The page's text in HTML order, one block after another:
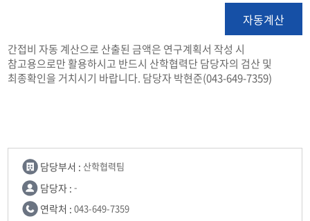
자동계산
간접비 자동 계산으로 산출된 금액은 연구계획서 작성 시
참고용으로만 활용하시고 반드시 산학협력단 담당자의 검산 및
최종확인을 거치시기 바랍니다. 담당자 박현준(043-649-7359)
담당부서 : 산학협력팀
담당자 : -
연락처 : 043-649-7359